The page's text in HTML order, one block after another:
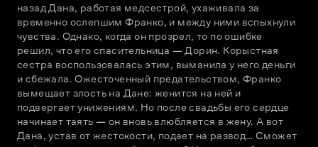
назад Дана, работая медсестрой, ухаживала за
временно ослепшим Франко, и между ними вспыхнули
чувства. Однако, когда он прозрел, то по ошибке
решил, что его спасительница — Дорин. Корыстная
сестра воспользовалась этим, выманила у него деньги
и сбежала. Ожесточенный предательством, Франко
вымещает злость на Дане: женится на ней и
подвергает унижениям. Но после свадьбы его сердце
начинает таять — он вновь влюбляется в жену. А вот
Дана, устав от жестокости, подает на развод… Сможет